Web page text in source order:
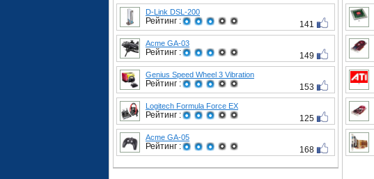
D-Link DSL-200
Рейтинг : 141
Acme GA-03
Рейтинг : 149
Genius Speed Wheel 3 Vibration
Рейтинг : 153
Logitech Formula Force EX
Рейтинг : 125
Acme GA-05
Рейтинг : 168